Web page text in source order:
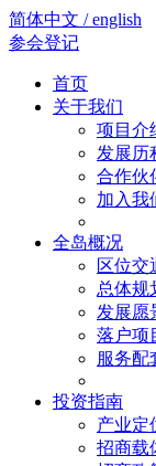
简体中文 / english
参会登记
首页
关于我们
项目介
发展历
合作伙
加入我
全岛概况
区位交
总体规
发展愿
落户项
服务配
投资指南
产业定
招商载